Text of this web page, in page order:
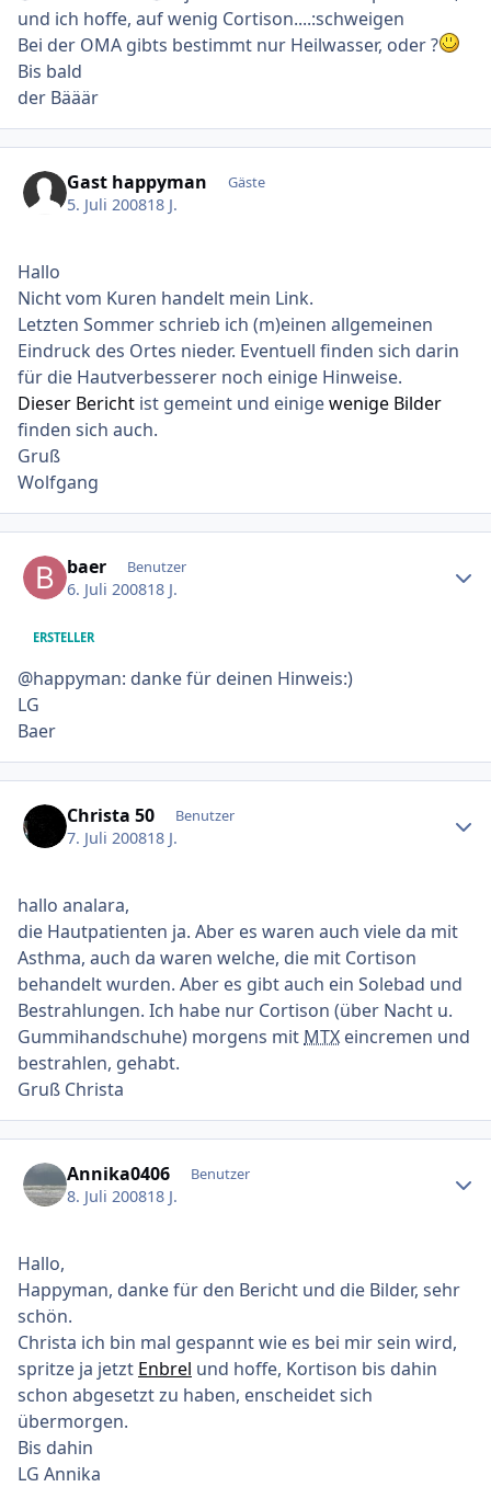
und ich hoffe, auf wenig Cortison....:schweigen
Bei der OMA gibts bestimmt nur Heilwasser, oder ?
Bis bald
der Bääär
Gast happyman Gäste
5. Juli 200818 J.
Hallo
Nicht vom Kuren handelt mein Link.
Letzten Sommer schrieb ich (m)einen allgemeinen
Eindruck des Ortes nieder. Eventuell finden sich darin
für die Hautverbesserer noch einige Hinweise.
Dieser Bericht ist gemeint und einigewenige Bilder
finden sich auch.
Gruß
Wolfgang
baer Benutzer
6. Juli 200818 J.
ERSTELLER
@happyman: danke für deinen Hinweis:)
LG
Baer
Christa 50 Benutzer
7. Juli 200818 J.
hallo analara,
die Hautpatienten ja. Aber es waren auch viele da mit
Asthma, auch da waren welche, die mit Cortison
behandelt wurden. Aber es gibt auch ein Solebad und
Bestrahlungen. Ich habe nur Cortison (über Nacht u.
Gummihandschuhe) morgens mit MTX eincremen und
bestrahlen, gehabt.
Gruß Christa
Annika0406 Benutzer
8. Juli 200818 J.
Hallo,
Happyman, danke für den Bericht und die Bilder, sehr
schön.
Christa ich bin mal gespannt wie es bei mir sein wird,
spritze ja jetzt Enbrel und hoffe, Kortison bis dahin
schon abgesetzt zu haben, enscheidet sich
übermorgen.
Bis dahin
LG Annika